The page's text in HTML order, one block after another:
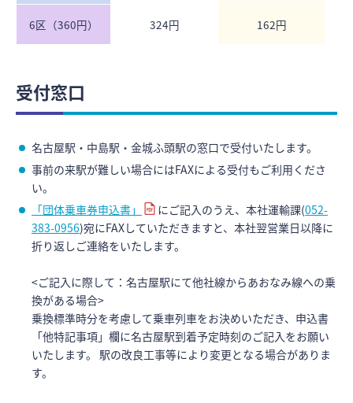
6区（360円） 324円 162円
受付窓口
名古屋駅・中島駅・金城ふ頭駅の窓口で受付いたします。
事前の来駅が難しい場合にはFAXによる受付もご利用くださ
い。
「団体乗車券申込書」
にご記入のうえ、本社運輸課(052-
383-0956)宛にFAXしていただきますと、本社翌営業日以降に
折り返しご連絡をいたします。
<ご記入に際して：名古屋駅にて他社線からあおなみ線への乗
換がある場合>
乗換標準時分を考慮して乗車列車をお決めいただき、申込書
「他特記事項」欄に名古屋駅到着予定時刻のご記入をお願い
いたします。 駅の改良工事等により変更となる場合がありま
す。